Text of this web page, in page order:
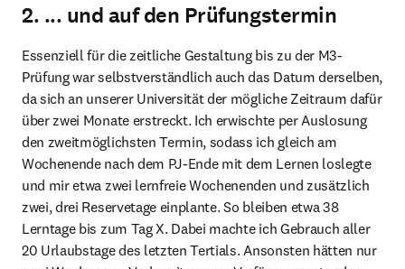
2. ... und auf den Prüfungstermin
Essenziell für die zeitliche Gestaltung bis zu der M3-
Prüfung war selbstverständlich auch das Datum derselben,
da sich an unserer Universität der mögliche Zeitraum dafür
über zwei Monate erstreckt. Ich erwischte per Auslosung
den zweitmöglichsten Termin, sodass ich gleich am
Wochenende nach dem PJ-Ende mit dem Lernen loslegte
und mir etwa zwei lernfreie Wochenenden und zusätzlich
zwei, drei Reservetage einplante. So bleiben etwa 38
Lerntage bis zum Tag X. Dabei machte ich Gebrauch aller
20 Urlaubstage des letzten Tertials. Ansonsten hätten nur